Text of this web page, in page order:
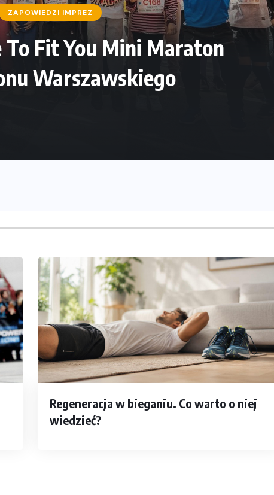
ZAPOWIEDZI IMPREZ
To Fit You Mini Maraton
Warszawskiego
Regeneracja w bieganiu. Co warto o niej
wiedzieć?